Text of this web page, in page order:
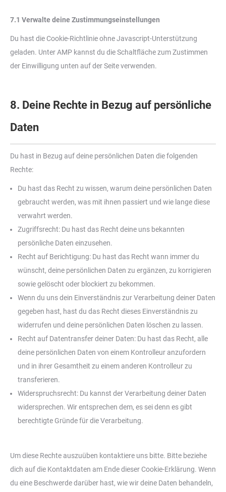
7.1 Verwalte deine Zustimmungseinstellungen
Du hast die Cookie-Richtlinie ohne Javascript-Unterstützung
geladen. Unter AMP kannst du die Schaltfläche zum Zustimmen
der Einwilligung unten auf der Seite verwenden.
8. Deine Rechte in Bezug auf persönliche
Daten
Du hast in Bezug auf deine persönlichen Daten die folgenden
Rechte:
Du hast das Recht zu wissen, warum deine persönlichen Daten
gebraucht werden, was mit ihnen passiert und wie lange diese
verwahrt werden.
Zugriffsrecht: Du hast das Recht deine uns bekannten
persönliche Daten einzusehen.
Recht auf Berichtigung: Du hast das Recht wann immer du
wünscht, deine persönlichen Daten zu ergänzen, zu korrigieren
sowie gelöscht oder blockiert zu bekommen.
Wenn du uns dein Einverständnis zur Verarbeitung deiner Daten
gegeben hast, hast du das Recht dieses Einverständnis zu
widerrufen und deine persönlichen Daten löschen zu lassen.
Recht auf Datentransfer deiner Daten: Du hast das Recht, alle
deine persönlichen Daten von einem Kontrolleur anzufordern
und in ihrer Gesamtheit zu einem anderen Kontrolleur zu
transferieren.
Widerspruchsrecht: Du kannst der Verarbeitung deiner Daten
widersprechen. Wir entsprechen dem, es sei denn es gibt
berechtigte Gründe für die Verarbeitung.
Um diese Rechte auszuüben kontaktiere uns bitte. Bitte beziehe
dich auf die Kontaktdaten am Ende dieser Cookie-Erklärung. Wenn
du eine Beschwerde darüber hast, wie wir deine Daten behandeln,